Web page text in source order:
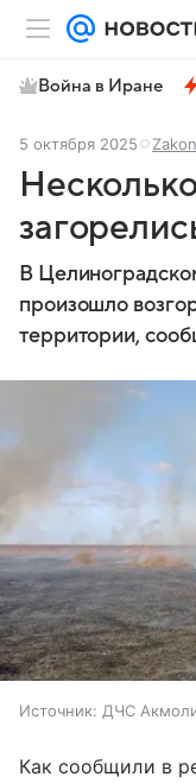
Война в Иране
5 октября 2025
В
произошло
территории,
Источник: ДЧС
Как сообщили в